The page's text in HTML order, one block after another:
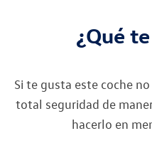
¿Qué
Si te gusta este coche
total seguridad de
hacerlo en